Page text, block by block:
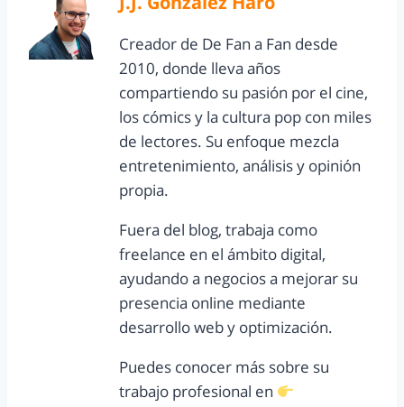
Creador de De Fan a Fan desde
2010, donde lleva años
compartiendo su pasión por el cine,
los cómics y la cultura pop con miles
de lectores. Su enfoque mezcla
entretenimiento, análisis y opinión
propia.
Fuera del blog, trabaja como
freelance en el ámbito digital,
ayudando a negocios a mejorar su
presencia online mediante
desarrollo web y optimización.
Puedes conocer más sobre su
trabajo profesional en